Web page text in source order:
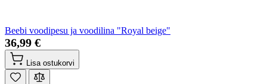
Beebi voodipesu ja voodilina "Royal beige"
36,99 €
Lisa ostukorvi